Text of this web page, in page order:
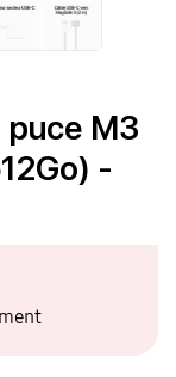
puce M3
-